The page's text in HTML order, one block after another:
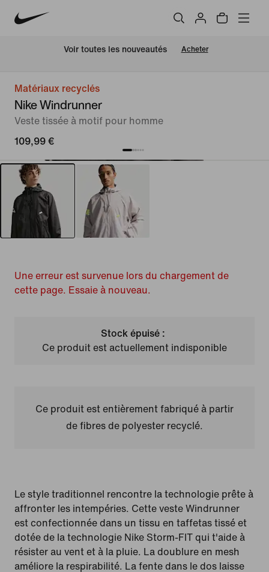
Voir toutes les nouveautés Acheter
Matériaux recyclés
Nike Windrunner
Veste tissée à motif pour homme
109,99 €
Une erreur est survenue lors du chargement de
cette page. Essaie à nouveau.
Stock épuisé :
Ce produit est actuellement indisponible
Ce produit est entièrement fabriqué à partir
de fibres de polyester recyclé.
Le style traditionnel rencontre la technologie prête à
affronter les intempéries. Cette veste Windrunner
est confectionnée dans un tissu en taffetas tissé et
dotée de la technologie Nike Storm-FIT qui t'aide à
résister au vent et à la pluie. La doublure en mesh
améliore la respirabilité. La fente dans le dos laisse